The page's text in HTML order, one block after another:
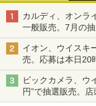
カルディ、オンラ
一般販売。7月の
イオン、ウイスキ
売。応募は本日20
ビックカメラ、ウ
円”で抽選販売。